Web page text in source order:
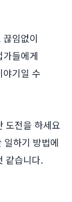
임없이
들에게
기일 수
도전을 하세요
하기 방법에
같습니다.